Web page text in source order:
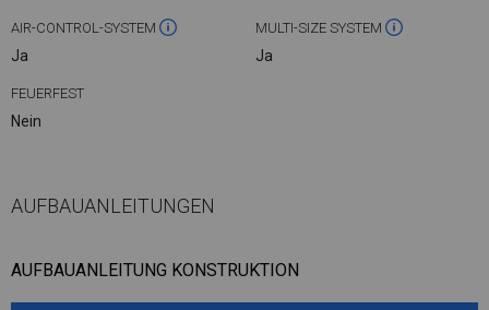
AIR-CONTROL-SYSTEM
Ja
MULTI-SIZE SYSTEM
Ja
FEUERFEST
Nein
AUFBAUANLEITUNGEN
AUFBAUANLEITUNG KONSTRUKTION